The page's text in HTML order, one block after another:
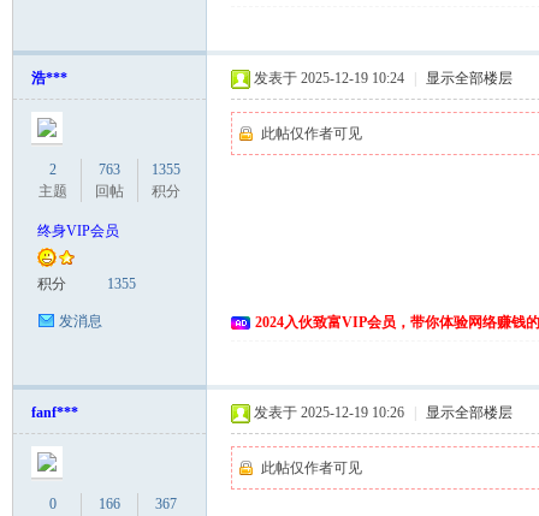
浩***
2
主题
763
回帖
1355
积分
终身VIP会员
积分 1355
发消息
发表于 2025-12-19 10:24 显示全部楼层
此帖仅作者可见
2024入伙致富VIP会员，带你体验网络赚钱
fanf***
0
166
367
发表于 2025-12-19 10:26 显示全部楼层
此帖仅作者可见